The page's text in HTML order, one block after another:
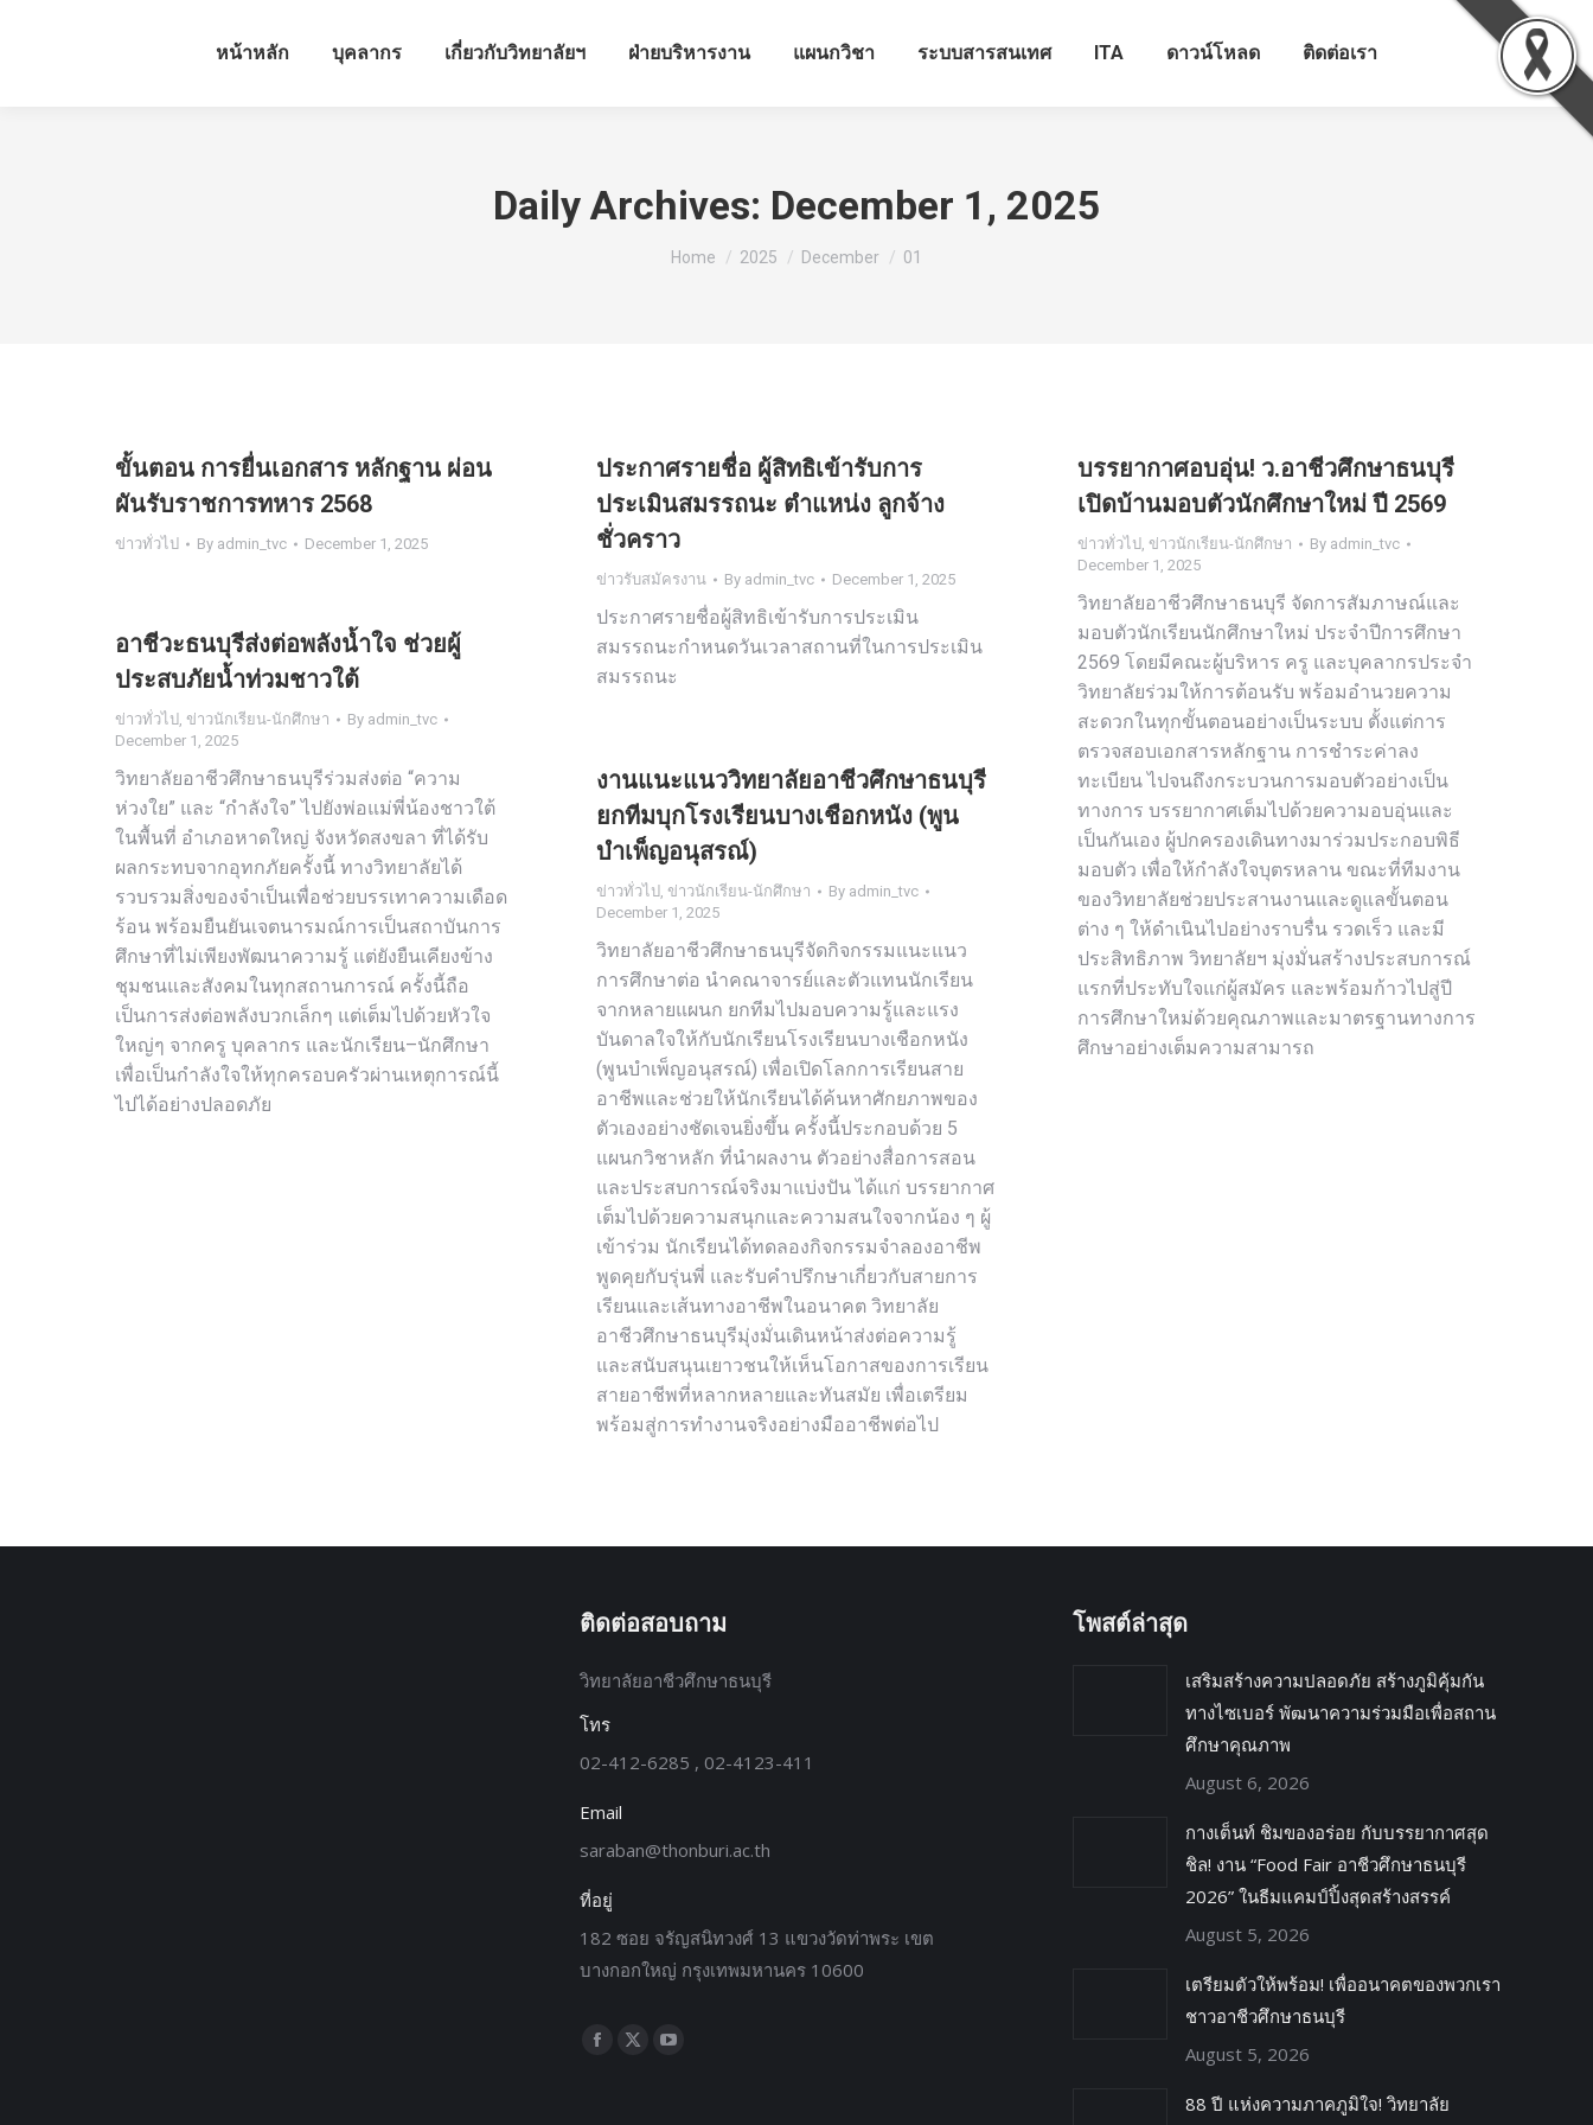
หน้าหลัก บุคลากร เกี่ยวกับวิทยาลัยฯ ฝ่ายบริหารงาน แผนกวิชา ระบบสารสนเทศ ITA ดาวน์โหลด ติดต่อเรา
Daily Archives: December 1, 2025
You are here:
Home 2025 December 01
ขั้นตอน การยื่นเอกสาร หลักฐาน ผ่อน
ผันรับราชการทหาร 2568
ข่าวทั่วไป By admin_tvc December 1, 2025
ประกาศรายชื่อ ผู้สิทธิเข้ารับการ
ประเมินสมรรถนะ ตำแหน่ง ลูกจ้าง
ชั่วคราว
ข่าวรับสมัครงาน By admin_tvc December 1, 2025
ประกาศรายชื่อผู้สิทธิเข้ารับการประเมิน
สมรรถนะกำหนดวันเวลาสถานที่ในการประเมิน
สมรรถนะ
บรรยากาศอบอุ่น! ว.อาชีวศึกษาธนบุรี
เปิดบ้านมอบตัวนักศึกษาใหม่ ปี 2569
ข่าวทั่วไป, ข่าวนักเรียน-นักศึกษา By admin_tvc
December 1, 2025
วิทยาลัยอาชีวศึกษาธนบุรี จัดการสัมภาษณ์และ
มอบตัวนักเรียนนักศึกษาใหม่ ประจำปีการศึกษา
2569 โดยมีคณะผู้บริหาร ครู และบุคลากรประจำ
วิทยาลัยร่วมให้การต้อนรับ พร้อมอำนวยความ
สะดวกในทุกขั้นตอนอย่างเป็นระบบ ตั้งแต่การ
ตรวจสอบเอกสารหลักฐาน การชำระค่าลง
ทะเบียน ไปจนถึงกระบวนการมอบตัวอย่างเป็น
ทางการ บรรยากาศเต็มไปด้วยความอบอุ่นและ
เป็นกันเอง ผู้ปกครองเดินทางมาร่วมประกอบพิธี
มอบตัว เพื่อให้กำลังใจบุตรหลาน ขณะที่ทีมงาน
ของวิทยาลัยช่วยประสานงานและดูแลขั้นตอน
ต่าง ๆ ให้ดำเนินไปอย่างราบรื่น รวดเร็ว และมี
ประสิทธิภาพ วิทยาลัยฯ มุ่งมั่นสร้างประสบการณ์
แรกที่ประทับใจแก่ผู้สมัคร และพร้อมก้าวไปสู่ปี
การศึกษาใหม่ด้วยคุณภาพและมาตรฐานทางการ
ศึกษาอย่างเต็มความสามารถ
อาชีวะธนบุรีส่งต่อพลังน้ำใจ ช่วยผู้
ประสบภัยน้ำท่วมชาวใต้
ข่าวทั่วไป, ข่าวนักเรียน-นักศึกษา By admin_tvc
December 1, 2025
วิทยาลัยอาชีวศึกษาธนบุรีร่วมส่งต่อ “ความ
ห่วงใย” และ “กำลังใจ” ไปยังพ่อแม่พี่น้องชาวใต้
ในพื้นที่ อำเภอหาดใหญ่ จังหวัดสงขลา ที่ได้รับ
ผลกระทบจากอุทกภัยครั้งนี้ ทางวิทยาลัยได้
รวบรวมสิ่งของจำเป็นเพื่อช่วยบรรเทาความเดือด
ร้อน พร้อมยืนยันเจตนารมณ์การเป็นสถาบันการ
ศึกษาที่ไม่เพียงพัฒนาความรู้ แต่ยังยืนเคียงข้าง
ชุมชนและสังคมในทุกสถานการณ์ ครั้งนี้ถือ
เป็นการส่งต่อพลังบวกเล็กๆ แต่เต็มไปด้วยหัวใจ
ใหญ่ๆ จากครู บุคลากร และนักเรียน–นักศึกษา
เพื่อเป็นกำลังใจให้ทุกครอบครัวผ่านเหตุการณ์นี้
ไปได้อย่างปลอดภัย
งานแนะแนววิทยาลัยอาชีวศึกษาธนบุรี
ยกทีมบุกโรงเรียนบางเชือกหนัง (พูน
บำเพ็ญอนุสรณ์)
ข่าวทั่วไป, ข่าวนักเรียน-นักศึกษา By admin_tvc
December 1, 2025
วิทยาลัยอาชีวศึกษาธนบุรีจัดกิจกรรมแนะแนว
การศึกษาต่อ นำคณาจารย์และตัวแทนนักเรียน
จากหลายแผนก ยกทีมไปมอบความรู้และแรง
บันดาลใจให้กับนักเรียนโรงเรียนบางเชือกหนัง
(พูนบำเพ็ญอนุสรณ์) เพื่อเปิดโลกการเรียนสาย
อาชีพและช่วยให้นักเรียนได้ค้นหาศักยภาพของ
ตัวเองอย่างชัดเจนยิ่งขึ้น ครั้งนี้ประกอบด้วย 5
แผนกวิชาหลัก ที่นำผลงาน ตัวอย่างสื่อการสอน
และประสบการณ์จริงมาแบ่งปัน ได้แก่ บรรยากาศ
เต็มไปด้วยความสนุกและความสนใจจากน้อง ๆ ผู้
เข้าร่วม นักเรียนได้ทดลองกิจกรรมจำลองอาชีพ
พูดคุยกับรุ่นพี่ และรับคำปรึกษาเกี่ยวกับสายการ
เรียนและเส้นทางอาชีพในอนาคต วิทยาลัย
อาชีวศึกษาธนบุรีมุ่งมั่นเดินหน้าส่งต่อความรู้
และสนับสนุนเยาวชนให้เห็นโอกาสของการเรียน
สายอาชีพที่หลากหลายและทันสมัย เพื่อเตรียม
พร้อมสู่การทำงานจริงอย่างมืออาชีพต่อไป
ติดต่อสอบถาม
วิทยาลัยอาชีวศึกษาธนบุรี
โทร
02-412-6285 , 02-4123-411
Email
saraban@thonburi.ac.th
ที่อยู่
182 ซอย จรัญสนิทวงศ์ 13 แขวงวัดท่าพระ เขต
บางกอกใหญ่ กรุงเทพมหานคร 10600
Find us on:
โพสต์ล่าสุด
เสริมสร้างความปลอดภัย สร้างภูมิคุ้มกัน
ทางไซเบอร์ พัฒนาความร่วมมือเพื่อสถาน
ศึกษาคุณภาพ
August 6, 2026
กางเต็นท์ ชิมของอร่อย กับบรรยากาศสุด
ชิล! งาน “Food Fair อาชีวศึกษาธนบุรี
2026” ในธีมแคมป์ปิ้งสุดสร้างสรรค์
August 5, 2026
เตรียมตัวให้พร้อม! เพื่ออนาคตของพวกเรา
ชาวอาชีวศึกษาธนบุรี
August 5, 2026
88 ปี แห่งความภาคภูมิใจ! วิทยาลัย